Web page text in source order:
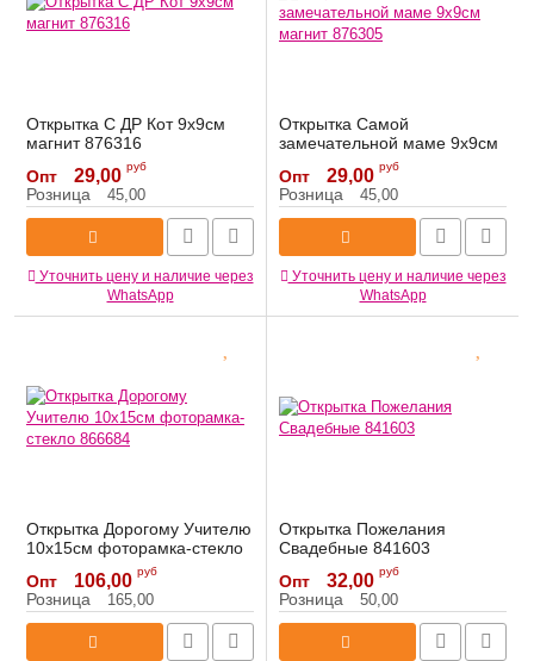
Открытка С ДР Кот 9х9см
магнит 876316
Артикул: 876316
Опт 29,00 руб
Розница 45,00
Уточнить цену и наличие через
WhatsApp
Открытка Самой
замечательной маме 9х9см
магнит 876305
Артикул: 876305
Опт 29,00 руб
Розница 45,00
Уточнить цену и наличие через
WhatsApp
Открытка Дорогому Учителю
10х15см фоторамка-стекло
Артикул: 866684
Опт 106,00 руб
Розница 165,00
Открытка Пожелания
Свадебные 841603
Артикул: 841603
Опт 32,00 руб
Розница 50,00